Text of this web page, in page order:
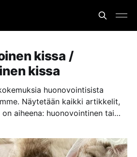
kissa /
kissa
huonovointisista
Näytetään kaikki artikkelit,
aiheena: huonovointinen tai